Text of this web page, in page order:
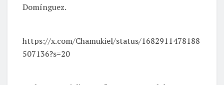
Domínguez.
https://x.com/Chamukiel/status/1682911478188
507136?s=20